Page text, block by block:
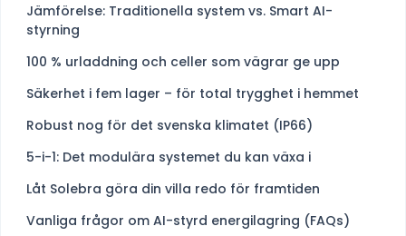
Jämförelse: Traditionella system vs. Smart AI-
styrning
100 % urladdning och celler som vägrar ge upp
Säkerhet i fem lager – för total trygghet i hemmet
Robust nog för det svenska klimatet (IP66)
5-i-1: Det modulära systemet du kan växa i
Låt Solebra göra din villa redo för framtiden
Vanliga frågor om AI-styrd energilagring (FAQs)